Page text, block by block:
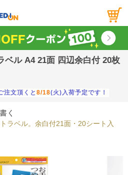
ベル A4 21面 四辺余白付 20枚
注文頂くと 8/18(火)入荷予定です！
く
ラベル。余白付21面・20シート入